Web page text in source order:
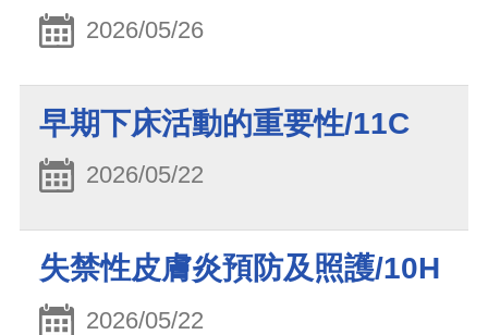
2026/05/26
早期下床活動的重要性/11C
2026/05/22
失禁性皮膚炎預防及照護/10H
2026/05/22